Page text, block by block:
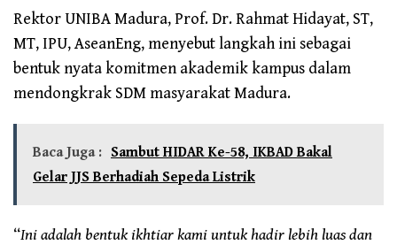
Rektor UNIBA Madura, Prof. Dr. Rahmat Hidayat, ST,
MT, IPU, AseanEng, menyebut langkah ini sebagai
bentuk nyata komitmen akademik kampus dalam
mendongkrak SDM masyarakat Madura.
Baca Juga : Sambut HIDAR Ke-58, IKBAD Bakal
Gelar JJS Berhadiah Sepeda Listrik
“Ini adalah bentuk ikhtiar kami untuk hadir lebih luas dan